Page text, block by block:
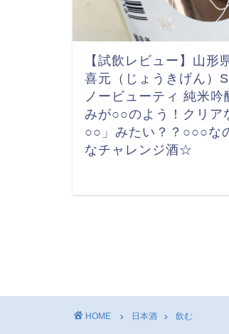
【試飲レビュー】山形
喜元（じょうきげん）
ノービューティ 純米
みが○○のよう！クリア
○○」みたい？？○○○な
なチャレンジ酒☆
HOME 日本酒 飲む